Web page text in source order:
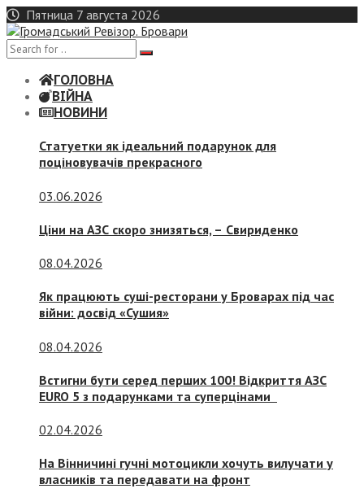
Skip
to
content
Пятница 7 августа 2026
ГОЛОВНА
ВІЙНА
НОВИНИ
Статуетки як ідеальний подарунок для
поціновувачів прекрасного
03.06.2026
Ціни на АЗС скоро знизяться, – Свириденко
08.04.2026
Як працюють суші-ресторани у Броварах під час
війни: досвід «Сушия»
08.04.2026
Встигни бути серед перших 100! Відкриття АЗС
EURO 5 з подарунками та суперцінами
02.04.2026
На Вінничині гучні мотоцикли хочуть вилучати у
власників та передавати на фронт